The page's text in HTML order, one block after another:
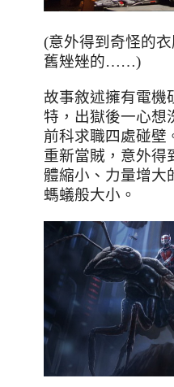
(意外得到奇怪的
舊矬矬的……)
故事敘述擁有電機
特，出獄後一心想
前科求職四處碰壁
重新當賊，意外得
體縮小、力量增大
螞蟻般大小。